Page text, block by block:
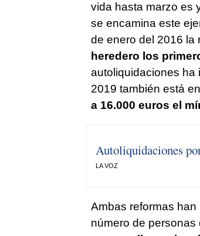
vida hasta marzo es
se encamina este
de enero del 2016 la
heredero los
autoliquidaciones ha
2019 también está
a 16.000 euros el
Autoliquidaciones
LA VOZ
Ambas reformas
número de